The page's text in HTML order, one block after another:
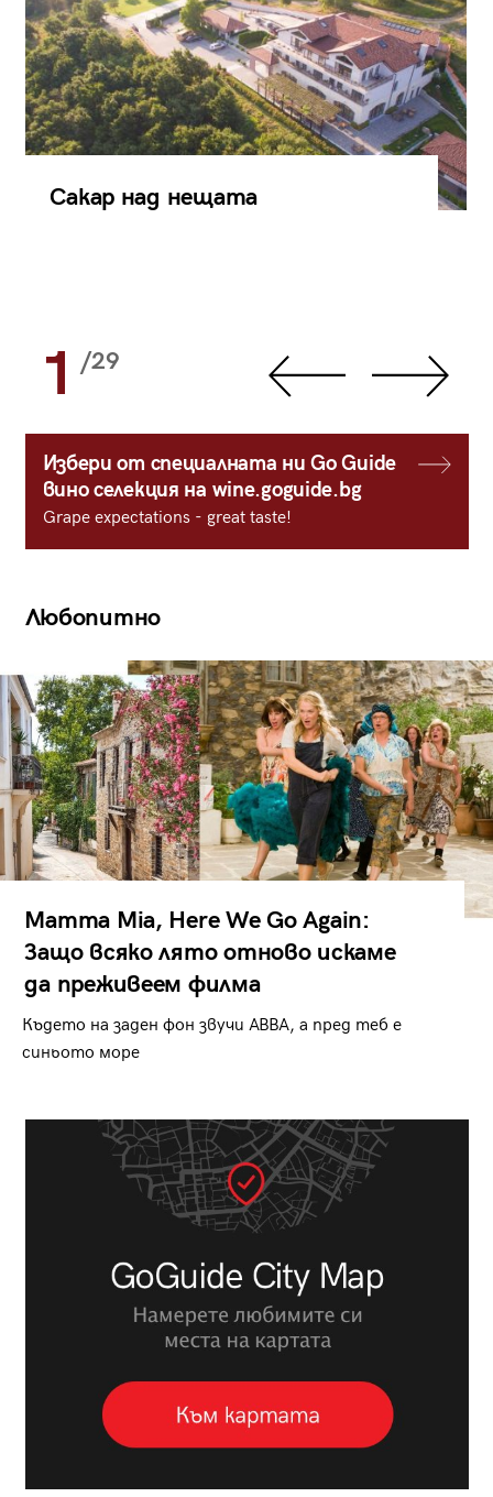
Сакар над нещата
1 /29
Избери от специалната ни Go Guide
вино селекция на wine.goguide.bg
Grape expectations - great taste!
Любопитно
Mamma Mia, Here We Go Again:
Защо всяко лято отново искаме
да преживеем филма
Където на заден фон звучи ABBA, а пред теб е
синьото море